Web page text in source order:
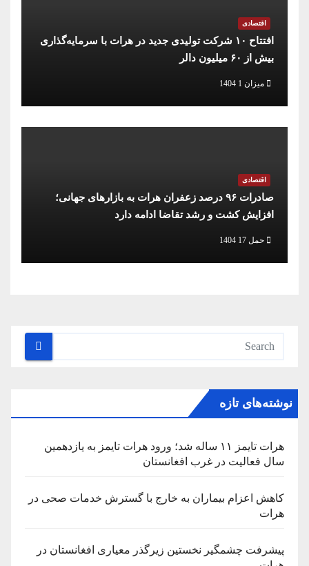
اقتصادی
افتتاح ۱۰ شرکت تولیدی جدید در هرات با سرمایه‌گذاری
بیش از ۶۰ میلیون دالر
میزان 1 1404
اقتصادی
صادرات ۹۶ درصد زعفران هرات به بازارهای جهانی؛
افزایش کشت و رشد تقاضا ادامه دارد
حمل 17 1404
نوشته‌های تازه
هرات تایمز ۱۱ ساله شد؛ ورود هرات تایمز به یازدهمین
سال فعالیت در غرب افغانستان
کاهش اعزام بیماران به خارج با گسترش خدمات صحی در
هرات
پیشرفت چشمگیر نخستین زیرگذر معیاری افغانستان در